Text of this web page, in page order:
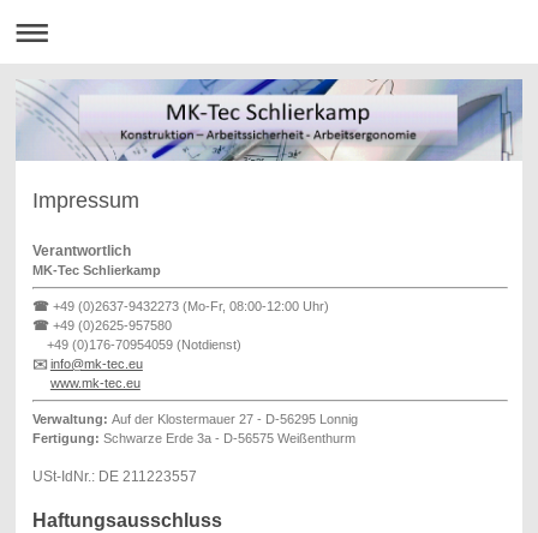
Impressum
Verantwortlich
MK-Tec Schlierkamp
☎ +49 (0)2637-9432273 (Mo-Fr, 08:00-12:00 Uhr)
☎ +49 (0)2625-957580
+49 (0)176-70954059 (Notdienst)
✉️ info@mk-tec.eu
www.mk-tec.eu
Verwaltung: Auf der Klostermauer 27 - D-56295 Lonnig
Fertigung: Schwarze Erde 3a - D-56575 Weißenthurm
USt-IdNr.: DE 211223557
Haftungsausschluss